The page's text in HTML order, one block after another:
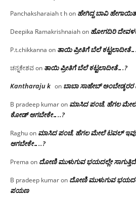
Panchaksharaiah t hon ಹೇಗಿದ್ದ ಬಾವಿ
Deepika Ramakrishnaiahon ಹೋಗದಿರಿ
P.t.chikkanna on ತಾಯಿ ಪ್ರೀತಿಗೆ ಬೆಲೆ
ಚನ್ನಕೇಶವon ತಾಯಿ ಪ್ರೀತಿಗೆ ಬೆಲೆ ಕಟ್ಟಲಾದೀತೆ….?
Kantharaju k on ಬಾಬಾ ಸಾಹೇಬ್ ಅಂಬೇಡ್ಕರರ
B pradeep kumaron ಮಾಸಿದ ಪಂಚೆ, ಹೆಗಲ ಮೇಲೆ
ಕೋಡ್ ಆಗಬೇಕೇ…..?‌
Raghuon ಮಾಸಿದ ಪಂಚೆ, ಹೆಗಲ ಮೇಲೆ ಟವಲ್‌ ಇವು
ಆಗಬೇಕೇ…..?‌
Prema on ದೋಣಿ ಮುಳುಗುವ ಭಯದಲ್ಲೇ
B pradeep kumaron ದೋಣಿ ಮುಳುಗುವ
ಪಯಣ